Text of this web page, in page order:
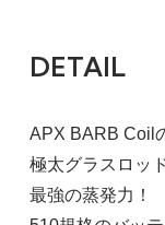
DETAIL
APX BARB Coil
極太グラスロッ
最強の蒸発力！